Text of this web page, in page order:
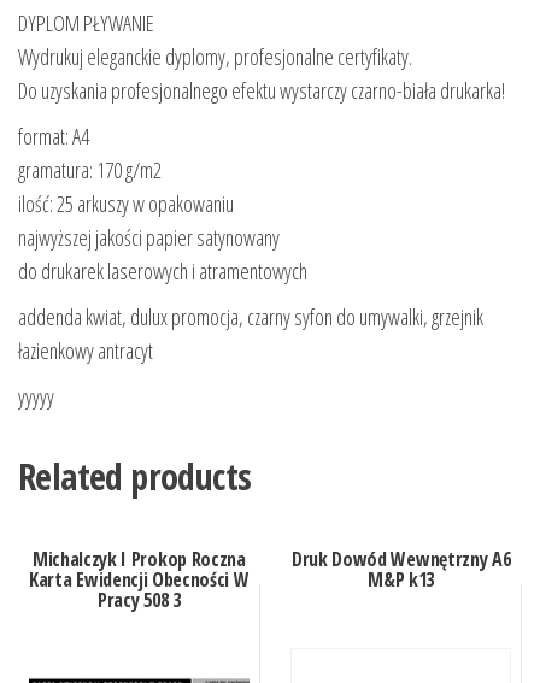
DYPLOM PŁYWANIE
Wydrukuj eleganckie dyplomy, profesjonalne certyfikaty.
Do uzyskania profesjonalnego efektu wystarczy czarno-biała drukarka!
format: A4
gramatura: 170 g/m2
ilość: 25 arkuszy w opakowaniu
najwyższej jakości papier satynowany
do drukarek laserowych i atramentowych
addenda kwiat, dulux promocja, czarny syfon do umywalki, grzejnik
łazienkowy antracyt
yyyyy
Related products
Michalczyk I Prokop Roczna
Karta Ewidencji Obecności W
Pracy 508 3
Druk Dowód Wewnętrzny A6
M&P k13